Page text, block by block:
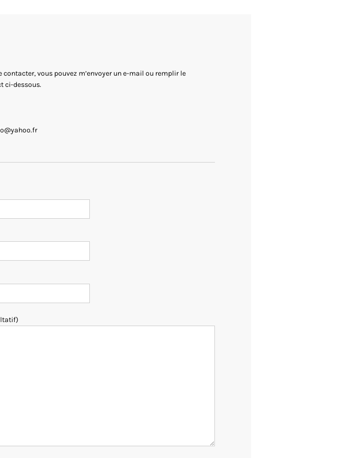
contacter, vous pouvez m’envoyer un e-mail ou remplir le
ci-dessous.